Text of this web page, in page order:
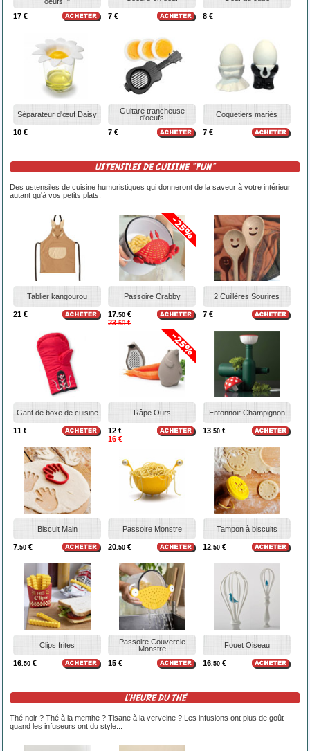
17 €
7 € 8 €
Séparateur d'œuf Daisy
10 €
Guitare trancheuse
d'oeufs
7 €
Coquetiers mariés
7 €
USTENSILES DE CUISINE "FUN"
Des ustensiles de cuisine humoristiques qui donneront de la saveur à votre intérieur
autant qu'à vos petits plats.
Tablier kangourou
21 €
Passoire Crabby
17.50 €
23.50€
2 Cuillères Sourires
7 €
Gant de boxe de cuisine
11 €
Râpe Ours
12 €
16 €
Entonnoir Champignon
13.50 €
Biscuit Main
7.50 €
Passoire Monstre
20.50 €
Tampon à biscuits
12.50 €
Clips frites
16.50 €
Passoire Couvercle
Monstre
15 €
Fouet Oiseau
16.50 €
L'HEURE DU THÉ
Thé noir ? Thé à la menthe ? Tisane à la verveine ? Les infusions ont plus de goût
quand les infuseurs ont du style...